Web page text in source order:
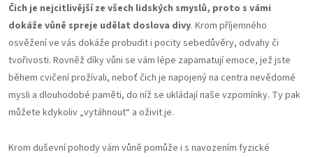
Čich je nejcitlivější ze všech lidských smyslů, proto s vámi
dokáže vůně spreje udělat doslova divy. Krom příjemného
osvěžení ve vás dokáže probudit i pocity sebedůvěry, odvahy či
tvořivosti. Rovněž díky vůni se vám lépe zapamatují emoce, jež jste
během cvičení prožívali, neboť čich je napojený na centra nevědomé
mysli a dlouhodobé paměti, do níž se ukládají naše vzpomínky. Ty pak
můžete kdykoliv „vytáhnout“ a oživit je.
Krom duševní pohody vám vůně pomůže i s navozením fyzické